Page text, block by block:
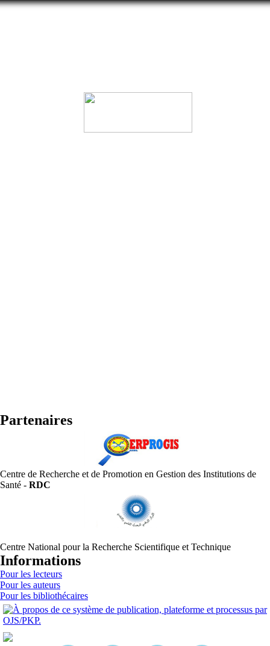
Partenaires
Centre de Recherche et de Promotion en Gestion des Institutions de
Santé - RDC
Centre National pour la Recherche Scientifique et Technique
Informations
Pour les lecteurs
Pour les auteurs
Pour les bibliothécaires